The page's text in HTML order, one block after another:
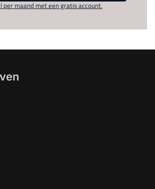
per maand met een gratis account.